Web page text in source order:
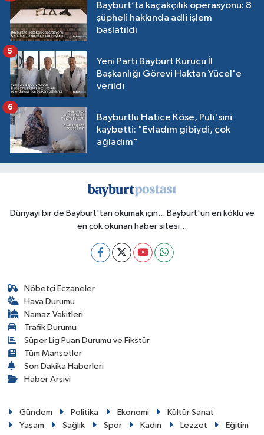
Bayburt’ta kaçakçılık operasyonu: 8
şüpheli hakkında adli işlem
başlatıldı
Yeni Parti Bayburt Kurucu İl
Başkanlığı Görevi Haktan Yücel'e
verildi
5
Bayburtlu Hatice Köse, Puli'sini
kaybetti: "Evladım gibiydi, çok
ağladım"
6
Dünyayı bir de Bayburt'tan okumak için... Bayburt'un en köklü ve
en çok okunan haber sitesi...
Nöbetçi Eczaneler
Hava Durumu
Namaz Vakitleri
Trafik Durumu
Süper Lig Puan Durumu ve Fikstür
Tüm Manşetler
Son Dakika Haberleri
Haber Arşivi
Gündem Politika Ekonomi
Kültür Sanat
Yaşam
Sağlık Spor Kadın Lezzet Eğitim